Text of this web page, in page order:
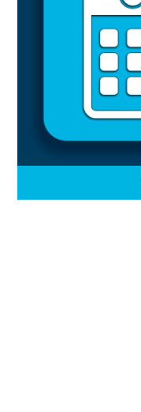
Calendario Escolar